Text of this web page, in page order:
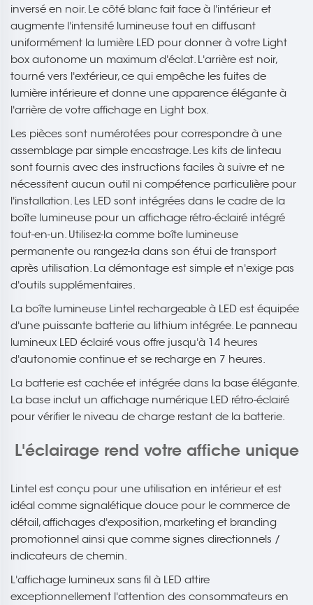
inversé en noir. Le côté blanc fait face à l'intérieur et
augmente l'intensité lumineuse tout en diffusant
uniformément la lumière LED pour donner à votre Light
box autonome un maximum d'éclat. L'arrière est noir,
tourné vers l'extérieur, ce qui empêche les fuites de
lumière intérieure et donne une apparence élégante à
l'arrière de votre affichage en Light box.
Les pièces sont numérotées pour correspondre à une
assemblage par simple encastrage. Les kits de linteau
sont fournis avec des instructions faciles à suivre et ne
nécessitent aucun outil ni compétence particulière pour
l'installation. Les LED sont intégrées dans le cadre de la
boîte lumineuse pour un affichage rétro-éclairé intégré
tout-en-un. Utilisez-la comme boîte lumineuse
permanente ou rangez-la dans son étui de transport
après utilisation. La démontage est simple et n'exige pas
d'outils supplémentaires.
La boîte lumineuse Lintel rechargeable à LED est équipée
d'une puissante batterie au lithium intégrée. Le panneau
lumineux LED éclairé vous offre jusqu'à 14 heures
d'autonomie continue et se recharge en 7 heures.
La batterie est cachée et intégrée dans la base élégante.
La base inclut un affichage numérique LED rétro-éclairé
pour vérifier le niveau de charge restant de la batterie.
L'éclairage rend votre affiche unique
Lintel est conçu pour une utilisation en intérieur et est
idéal comme signalétique douce pour le commerce de
détail, affichages d'exposition, marketing et branding
promotionnel ainsi que comme signes directionnels /
indicateurs de chemin.
L'affichage lumineux sans fil à LED attire
exceptionnellement l'attention des consommateurs en